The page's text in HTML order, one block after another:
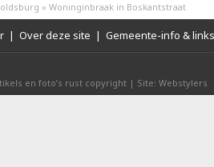
» Woninginbraak in Boskantstraat
| Over deze site | Gemeente-info & links
en foto’s rust copyright | Site: Webstylers